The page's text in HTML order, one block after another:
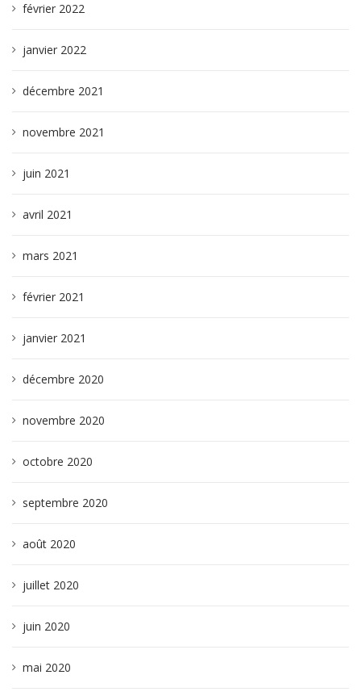
février 2022
janvier 2022
décembre 2021
novembre 2021
juin 2021
avril 2021
mars 2021
février 2021
janvier 2021
décembre 2020
novembre 2020
octobre 2020
septembre 2020
août 2020
juillet 2020
juin 2020
mai 2020